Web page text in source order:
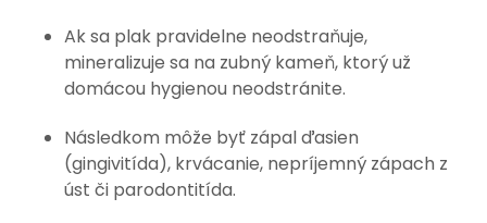
Ak sa plak pravidelne neodstraňuje,
mineralizuje sa na zubný kameň, ktorý už
domácou hygienou neodstránite.
Následkom môže byť zápal ďasien
(gingivitída), krvácanie, nepríjemný zápach z
úst či parodontitída.